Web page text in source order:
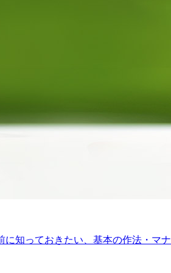
に知っておきたい、基本の作法・マ